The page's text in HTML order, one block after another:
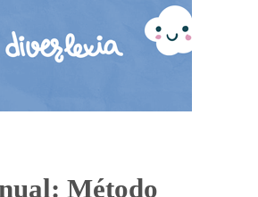
Método